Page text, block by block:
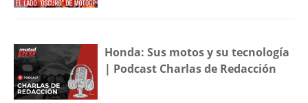
Honda: Sus motos y su tecnología
| Podcast Charlas de Redacción